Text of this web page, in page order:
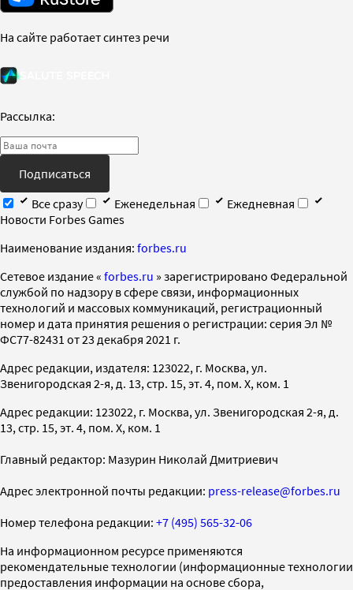
На сайте работает синтез речи
Рассылка:
Подписаться
Все сразу
Еженедельная
Ежедневная
Новости Forbes Games
Наименование издания: forbes.ru
Cетевое издание « forbes.ru » зарегистрировано Федеральной
службой по надзору в сфере связи, информационных
технологий и массовых коммуникаций, регистрационный
номер и дата принятия решения о регистрации: серия Эл №
ФС77-82431 от 23 декабря 2021 г.
Адрес редакции, издателя: 123022, г. Москва, ул.
Звенигородская 2-я, д. 13, стр. 15, эт. 4, пом. X, ком. 1
Адрес редакции: 123022, г. Москва, ул. Звенигородская 2-я, д.
13, стр. 15, эт. 4, пом. X, ком. 1
Главный редактор: Мазурин Николай Дмитриевич
Адрес электронной почты редакции: press-release@forbes.ru
Номер телефона редакции: +7 (495) 565-32-06
На информационном ресурсе применяются
рекомендательные технологии (информационные технологии
предоставления информации на основе сбора,